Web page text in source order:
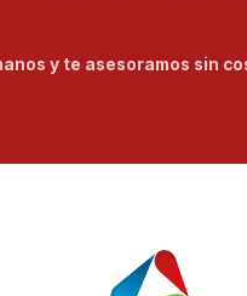
y te asesoramos sin